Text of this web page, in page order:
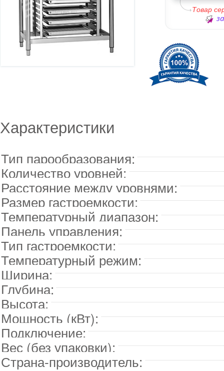
Товар
Характеристики
Тип парообразования:
Количество уровней:
Расстояние между уровнями:
Размер гастроемкости:
Температурный диапазон:
Панель управления:
Тип гастроемкости:
Температурный режим:
Ширина:
Глубина:
Высота:
Мощность (кВт):
Подключение:
Вес (без упаковки):
Страна-производитель: